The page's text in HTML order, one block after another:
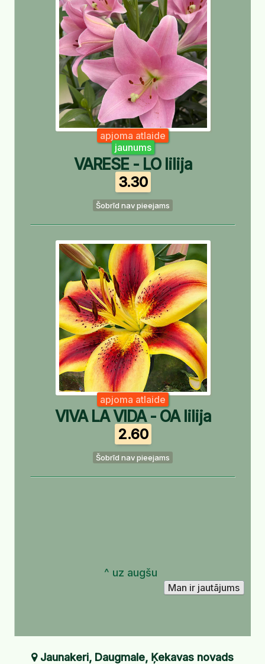
apjoma atlaide
jaunums
VARESE - LO lilija
3.30
Šobrīd nav pieejams
apjoma atlaide
VIVA LA VIDA - OA lilija
2.60
Šobrīd nav pieejams
^ uz augšu
Jaunakeri, Daugmale, Ķekavas novads